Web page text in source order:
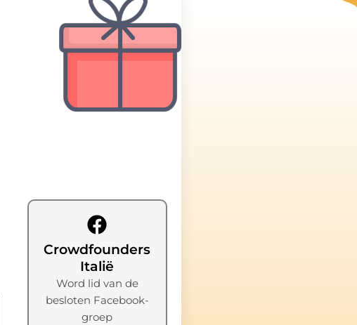
Crowdfounders
Italië
Word lid van de
besloten Facebook-
groep